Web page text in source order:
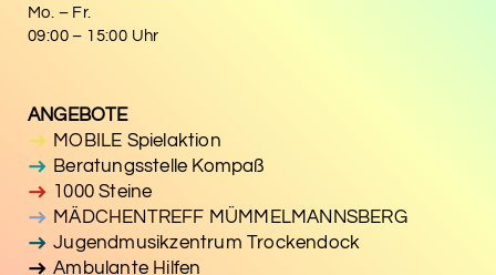
Mo. – Fr.
09:00 – 15:00 Uhr
ANGEBOTE
MOBILE Spielaktion
Beratungsstelle Kompaß
1000 Steine
MÄDCHENTREFF MÜMMELMANNSBERG
Jugendmusikzentrum Trockendock
Ambulante Hilfen